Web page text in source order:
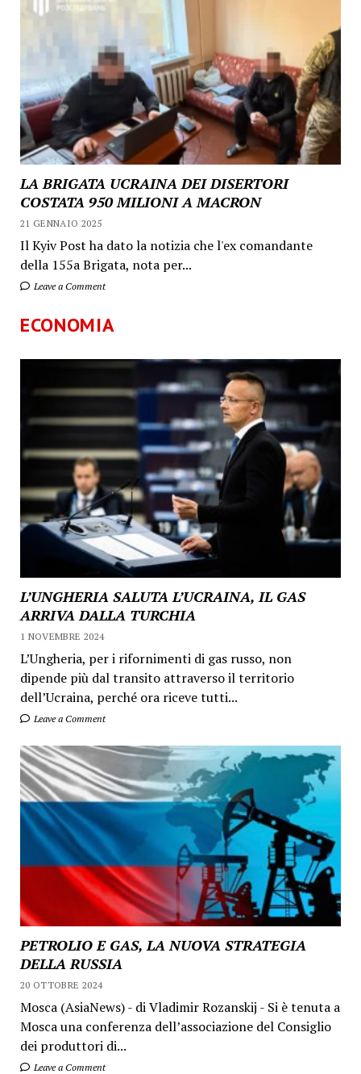
LA BRIGATA UCRAINA DEI DISERTORI
COSTATA 950 MILIONI A MACRON
21 GENNAIO 2025
Il Kyiv Post ha dato la notizia che l'ex comandante
della 155a Brigata, nota per...
Leave a Comment
ECONOMIA
L’UNGHERIA SALUTA L’UCRAINA, IL GAS
ARRIVA DALLA TURCHIA
1 NOVEMBRE 2024
L’Ungheria, per i rifornimenti di gas russo, non
dipende più dal transito attraverso il territorio
dell’Ucraina, perché ora riceve tutti...
Leave a Comment
PETROLIO E GAS, LA NUOVA STRATEGIA
DELLA RUSSIA
20 OTTOBRE 2024
Mosca (AsiaNews) - di Vladimir Rozanskij - Si è tenuta a
Mosca una conferenza dell’associazione del Consiglio
dei produttori di...
Leave a Comment